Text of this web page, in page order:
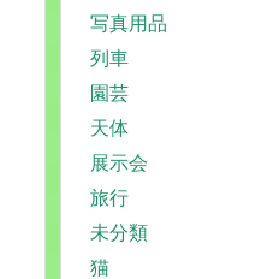
写真用品
列車
園芸
天体
展示会
旅行
未分類
猫